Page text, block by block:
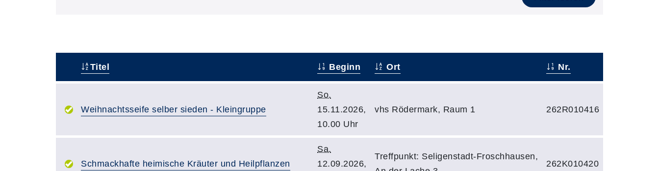
Titel Beginn Ort Nr.
Weihnachtsseife selber sieden - Kleingruppe
So.
15.11.2026,
10.00 Uhr
vhs Rödermark, Raum 1 262R010416
Schmackhafte heimische Kräuter und Heilpflanzen
Sa.
12.09.2026,
Treffpunkt: Seligenstadt-Froschhausen,
262K010420